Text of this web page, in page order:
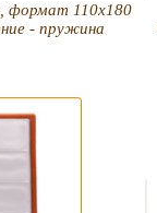
формат 110х180
- пружина